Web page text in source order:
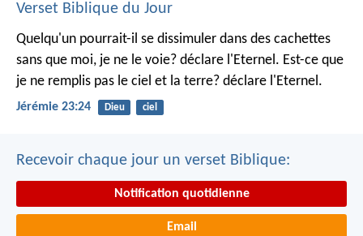
Verset Biblique du Jour
Quelqu'un pourrait-il se dissimuler dans des cachettes
sans que moi, je ne le voie? déclare l'Eternel. Est-ce que
je ne remplis pas le ciel et la terre? déclare l'Eternel.
Jérémie 23:24 Dieu ciel
Recevoir chaque jour un verset Biblique:
Notification quotidienne
Email